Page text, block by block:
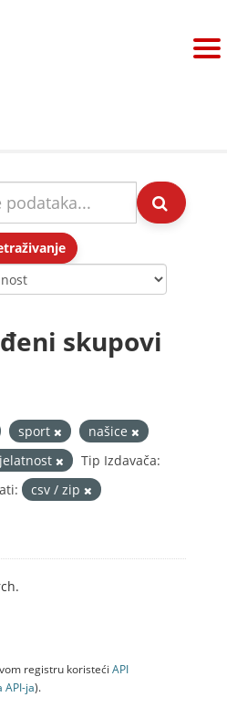
skupovi
sport
našice
Tip Izdavača:
csv / zip
registru koristeći API
API-jа).